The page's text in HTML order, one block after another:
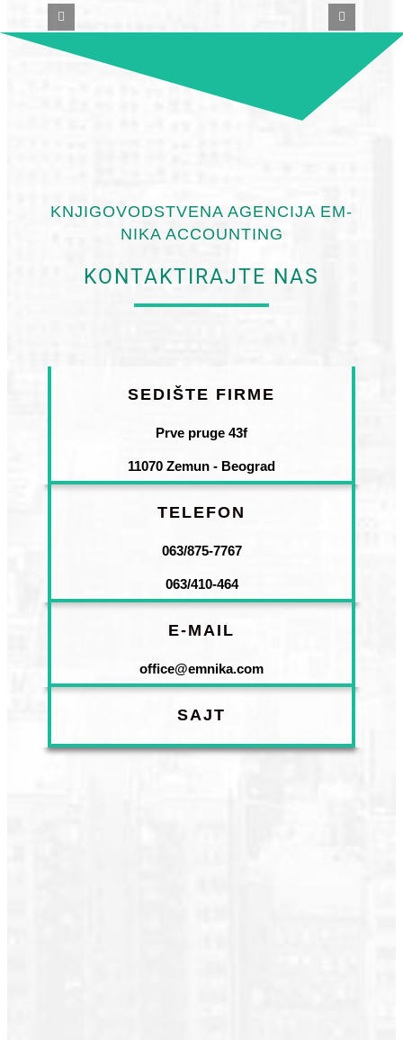
KNJIGOVODSTVENA AGENCIJA EM-
NIKA ACCOUNTING
KONTAKTIRAJTE NAS
SEDIŠTE FIRME
Prve pruge 43f
11070 Zemun - Beograd
TELEFON
063/875-7767
063/410-464
E-MAIL
office@emnika.com
SAJT